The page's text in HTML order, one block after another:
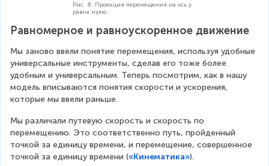
=
x
_
2
-
x
_
=
\
D
el
y
=
y
_
2
-
_
1
=
\
c
{
r
}
\
ri
g
t|
=
\
s
0
v
c
{
r
}
|
\
s
q
r
Рис. 8. Проекция перемещения на ось у
равна нулю
Равномерное и равноускоренное движение
Мы заново ввели понятие перемещения, используя удобные
универсальные инструменты, сделав его тоже более
удобным и универсальным. Теперь посмотрим, как в нашу
модель вписываются понятия скорости и ускорения,
которые мы ввели раньше.
Мы различали путевую скорость и скорость по
перемещению. Это соответственно путь, пройденный
точкой за единицу времени, и перемещение, совершенное
точкой за единицу времени («Кинематика»).